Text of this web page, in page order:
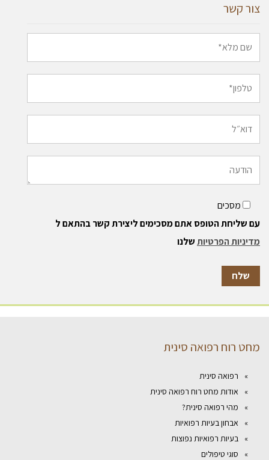
צור קשר
מסכים
עם שליחת הטופס אתם מסכימים ליצירת קשר בהתאם ל
מדיניות הפרטיותשלנו
מחט רוח רפואה סינית
רפואה סינית
אודות מחט רוח רפואה סינית
מהי רפואה סינית?
אבחון בעיות רפואיות
בעיות רפואיות נפוצות
סוגי טיפולים